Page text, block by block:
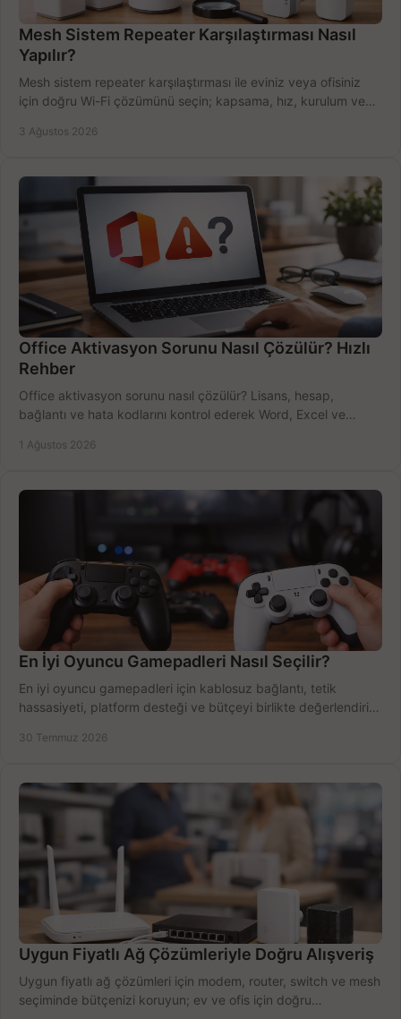
Mesh Sistem Repeater Karşılaştırması Nasıl
Yapılır?
Mesh sistem repeater karşılaştırması ile eviniz veya ofisiniz
için doğru Wi-Fi çözümünü seçin; kapsama, hız, kurulum ve
3 Ağustos 2026
Office Aktivasyon Sorunu Nasıl Çözülür? Hızlı
Rehber
Office aktivasyon sorunu nasıl çözülür? Lisans, hesap,
bağlantı ve hata kodlarını kontrol ederek Word, Excel ve
1 Ağustos 2026
En İyi Oyuncu Gamepadleri Nasıl Seçilir?
En iyi oyuncu gamepadleri için kablosuz bağlantı, tetik
hassasiyeti, platform desteği ve bütçeyi birlikte değerlendirin;
30 Temmuz 2026
Uygun Fiyatlı Ağ Çözümleriyle Doğru Alışveriş
Uygun fiyatlı ağ çözümleri için modem, router, switch ve mesh
seçiminde bütçenizi koruyun; ev ve ofis için doğru